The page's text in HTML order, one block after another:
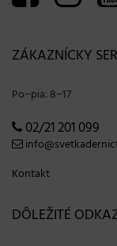
ZÁKAZNÍCKY
Po−pia: 8−17
02/21 201 099
Kontakt
DÔLEŽITÉ